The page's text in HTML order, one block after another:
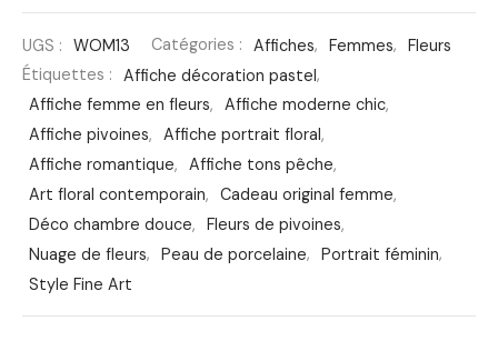
UGS : WOM13 Catégories : Affiches, Femmes,
Fleurs
Étiquettes :
Affiche décoration pastel,
Affiche femme en fleurs, Affiche moderne chic,
Affiche pivoines, Affiche portrait floral ,
Affiche romantique, Affiche tons pêche,
Art floral contemporain, Cadeau original femme,
Déco chambre douce, Fleurs de pivoines,
Nuage de fleurs, Peau de porcelaine, Portrait féminin,
Style Fine Art